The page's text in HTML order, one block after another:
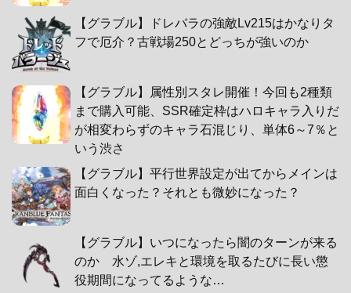
【グラブル】ドレバラの強敵Lv215はかなりタ
フで厄介？古戦場250とどっちが強いのか
【グラブル】属性別スタレ開催！今回も2種類
まで購入可能、SSR確定枠はハロキャラ入りだ
が相変わらずのキャラ石混じり、単体6～7％と
いう渋さ
【グラブル】平行世界設定が出てからメインは
面白くなった？それとも微妙になった？
【グラブル】いつになったら闇のターンが来る
のか 水ゾ,エレキと環境を取るたびに長い懲
役期間になってるような…